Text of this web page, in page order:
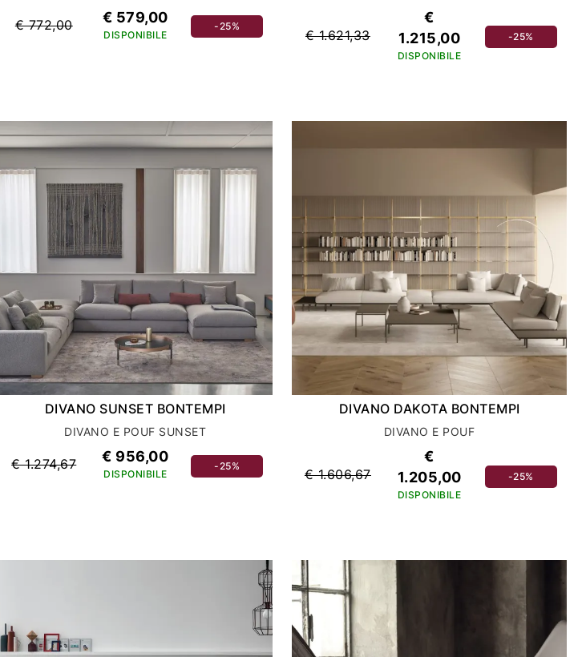
€ 772,00 € 579,00
DISPONIBILE
-25%
€ 1.621,33
€
1.215,00
DISPONIBILE
-25%
DIVANO SUNSET BONTEMPI
DIVANO E POUF SUNSET
€ 1.274,67 € 956,00
DISPONIBILE
-25%
DIVANO DAKOTA BONTEMPI
DIVANO E POUF
€ 1.606,67
€
1.205,00
DISPONIBILE
-25%